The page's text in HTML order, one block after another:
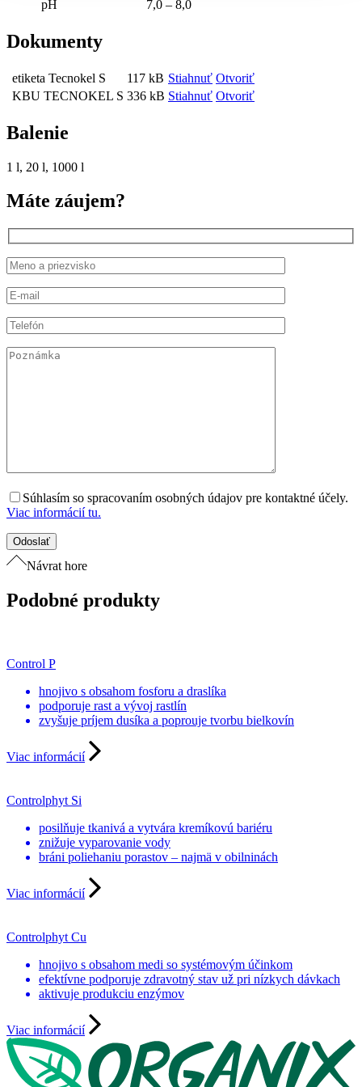
pH
7,0 – 8,0
Dokumenty
etiketa Tecnokel S 117 kB Stiahnuť Otvoriť
KBU TECNOKEL S 336 kB Stiahnuť Otvoriť
Balenie
1 l, 20 l, 1000 l
Máte záujem?
Súhlasím so spracovaním osobných údajov pre kontaktné účely.
Viac informácií tu.
Návrat hore
Podobné produkty
Control P
hnojivo s obsahom fosforu a draslíka
podporuje rast a vývoj rastlín
zvyšuje príjem dusíka a poprouje tvorbu bielkovín
Viac informácií
Controlphyt Si
posilňuje tkanivá a vytvára kremíkovú bariéru
znižuje vyparovanie vody
bráni poliehaniu porastov – najmä v obilninách
Viac informácií
Controlphyt Cu
hnojivo s obsahom medi so systémovým účinkom
efektívne podporuje zdravotný stav už pri nízkych dávkach
aktivuje produkciu enzýmov
Viac informácií